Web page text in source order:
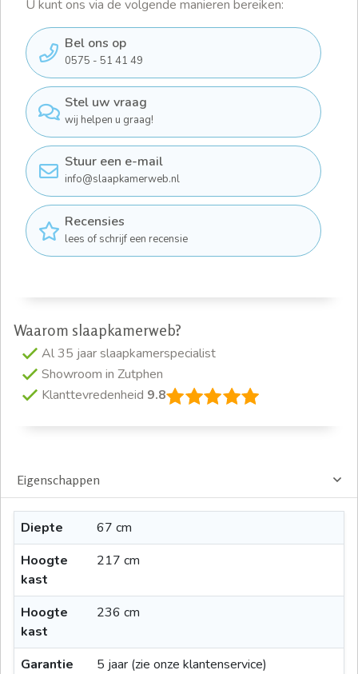
U kunt ons via de volgende manieren bereiken:
Bel ons op
0575 - 51 41 49
Stel uw vraag
wij helpen u graag!
Stuur een e-mail
info@slaapkamerweb.nl
Recensies
lees of schrijf een recensie
Waarom slaapkamerweb?
Al 35 jaar slaapkamerspecialist
Showroom in Zutphen
Klanttevredenheid 9.8
Eigenschappen
Diepte
67 cm
Hoogte
kast
217 cm
Hoogte
kast
236 cm
Garantie
5 jaar (zie onze klantenservice)